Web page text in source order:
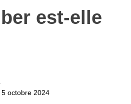
est-elle
5 octobre 2024